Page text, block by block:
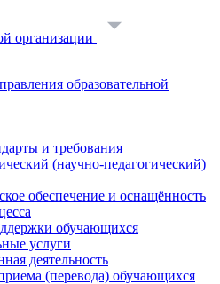
организации
образовательной
и требования
(научно-педагогический)
обеспечение и оснащённость
обучающихся
услуги
деятельность
(перевода) обучающихся